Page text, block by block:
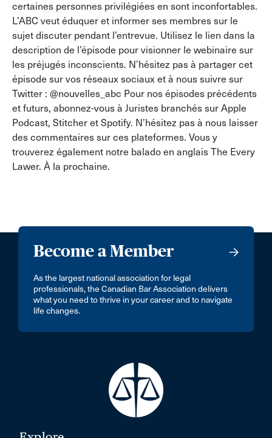
certaines personnes privilégiées en sont inconfortables.
L’ABC veut éduquer et informer ses membres sur le
sujet discuter pendant l’entrevue. Utilisez le lien dans la
description de l’épisode pour visionner le webinaire sur
les préjugés inconscients. N’hésitez pas à partager cet
épisode sur vos réseaux sociaux et à nous suivre sur
Twitter : @nouvelles_abc Pour nos épisodes précédents
et futurs, abonnez-vous à Juristes branchés sur Apple
Podcast, Stitcher et Spotify. N’hésitez pas à nous laisser
des commentaires sur ces plateformes. Vous y
trouverez également notre balado en anglais The Every
Lawer. À la prochaine.
Become a Member
As the largest national association for legal
professionals, the Canadian Bar Association delivers
what you need to thrive in your career and to navigate
life changes.